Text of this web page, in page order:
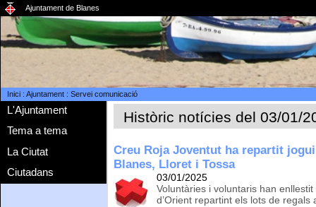
Ajuntament de Blanes
Inici: Ajuntament: Servei comunicació
L'Ajuntament
Tema a tema
La Ciutat
Ciutadans
Històric notícies del 03/01/
Creu Roja Joventut ha repartit
Blanes, Lloret i Tossa
03/01/2025
Voluntàries i voluntaris han
d’Orient repartint els lots de